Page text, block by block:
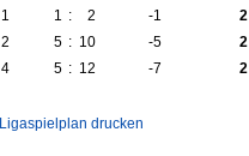
1 1 : 2 -1
2
2 5 : 10 -5
2
4 5 : 12 -7 2
Ligaspielplan drucken